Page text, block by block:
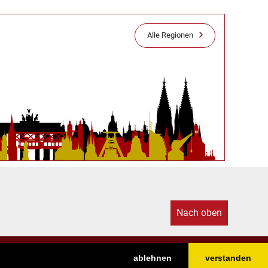
ablehnen verstanden
Alle Regionen
Nach oben